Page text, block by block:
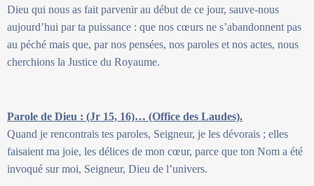
Dieu qui nous as fait parvenir au début de ce jour, sauve-nous
aujourd’hui par ta puissance : que nos cœurs ne s’abandonnent pas
au péché mais que, par nos pensées, nos paroles et nos actes, nous
cherchions la Justice du Royaume.
Parole de Dieu : (Jr 15, 16)… (Office des Laudes).
Quand je rencontrais tes paroles, Seigneur, je les dévorais ; elles
faisaient ma joie, les délices de mon cœur, parce que ton Nom a été
invoqué sur moi, Seigneur, Dieu de l’univers.